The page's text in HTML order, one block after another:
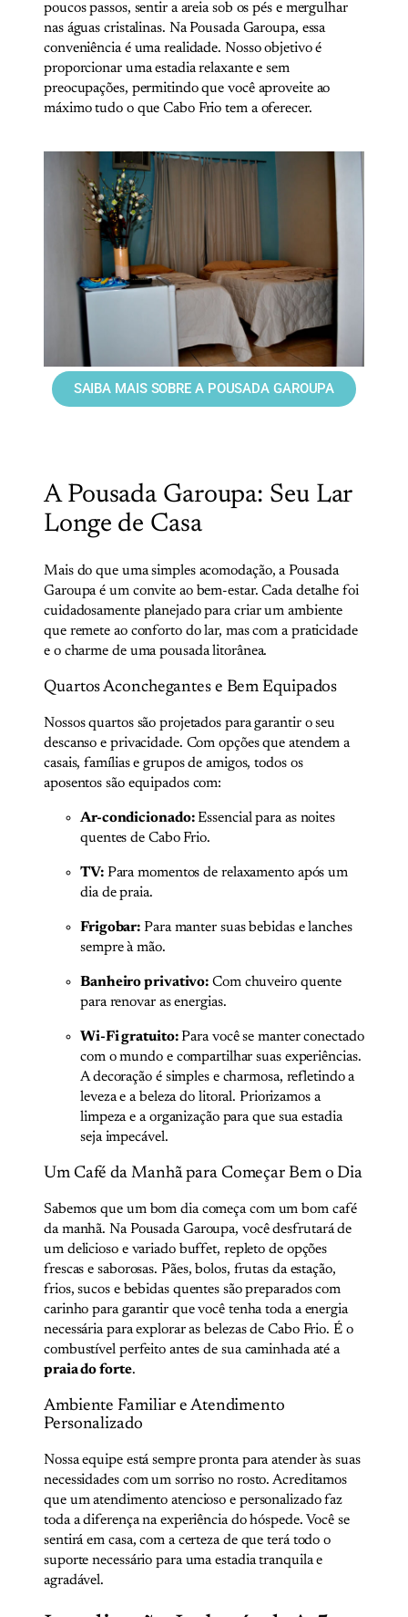
poucos passos, sentir a areia sob os pés e mergulhar
nas águas cristalinas. Na Pousada Garoupa, essa
conveniência é uma realidade. Nosso objetivo é
proporcionar uma estadia relaxante e sem
preocupações, permitindo que você aproveite ao
máximo tudo o que Cabo Frio tem a oferecer.
SAIBA MAIS SOBRE A POUSADA GAROUPA
A Pousada Garoupa: Seu Lar
Longe de Casa
Mais do que uma simples acomodação, a Pousada
Garoupa é um convite ao bem-estar. Cada detalhe foi
cuidadosamente planejado para criar um ambiente
que remete ao conforto do lar, mas com a praticidade
e o charme de uma pousada litorânea.
Quartos Aconchegantes e Bem Equipados
Nossos quartos são projetados para garantir o seu
descanso e privacidade. Com opções que atendem a
casais, famílias e grupos de amigos, todos os
aposentos são equipados com:
Ar-condicionado:Essencial para as noites
quentes de Cabo Frio.
TV:Para momentos de relaxamento após um
dia de praia.
Frigobar: Para manter suas bebidas e lanches
sempre à mão.
Banheiro privativo: Com chuveiro quente
para renovar as energias.
Wi-Fi gratuito:Para você se manter conectado
com o mundo e compartilhar suas experiências.
A decoração é simples e charmosa, refletindo a
leveza e a beleza do litoral. Priorizamos a
limpeza e a organização para que sua estadia
seja impecável.
Um Café da Manhã para Começar Bem o Dia
Sabemos que um bom dia começa com um bom café
da manhã. Na Pousada Garoupa, você desfrutará de
um delicioso e variado buffet, repleto de opções
frescas e saborosas. Pães, bolos, frutas da estação,
frios, sucos e bebidas quentes são preparados com
carinho para garantir que você tenha toda a energia
necessária para explorar as belezas de Cabo Frio. É o
combustível perfeito antes de sua caminhada até a
praia do forte.
Ambiente Familiar e Atendimento
Personalizado
Nossa equipe está sempre pronta para atender às suas
necessidades com um sorriso no rosto. Acreditamos
que um atendimento atencioso e personalizado faz
toda a diferença na experiência do hóspede. Você se
sentirá em casa, com a certeza de que terá todo o
suporte necessário para uma estadia tranquila e
agradável.